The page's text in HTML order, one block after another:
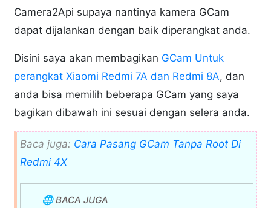
Camera2Api supaya nantinya kamera GCam
dapat dijalankan dengan baik diperangkat anda.
Disini saya akan membagikan GCam Untuk
perangkat Xiaomi Redmi 7A dan Redmi 8A, dan
anda bisa memilih beberapa GCam yang saya
bagikan dibawah ini sesuai dengan selera anda.
Baca juga: Cara Pasang GCam Tanpa Root Di
Redmi 4X
🌐 BACA JUGA